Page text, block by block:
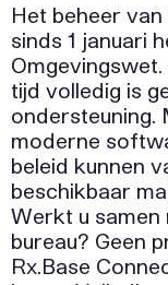
Het beheer
sinds 1 januari
tijd volledig is
ondersteuning.
moderne
beleid kunnen
beschikbaar
Werkt u samen
bureau? Geen
Rx.Base